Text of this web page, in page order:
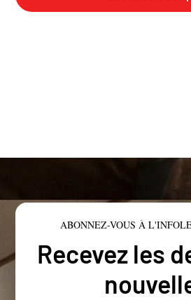
ABONNEZ-VOUS À
Recevez les